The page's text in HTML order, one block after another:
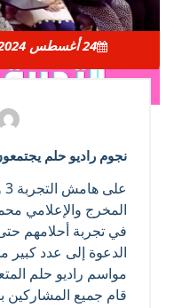
24أغسطس 2024
نجوم راديو حلم
المخرج والإعلامي
في تجربة أحلامهم
الدعوة إلى عدد كبير
مواسم راديو حلم
قام جميع المشاركين